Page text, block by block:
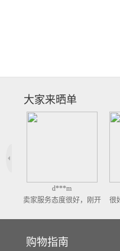
大家来晒单
好，刚开
常喜欢，
d***m
很好操作！卖家给了教
购物指南